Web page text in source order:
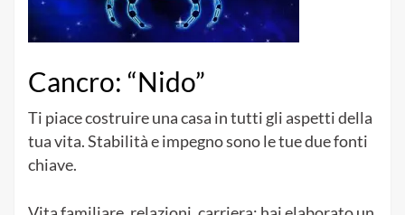
Cancro: “Nido”
Ti piace costruire una casa in tutti gli aspetti della
tua vita. Stabilità e impegno sono le tue due fonti
chiave.